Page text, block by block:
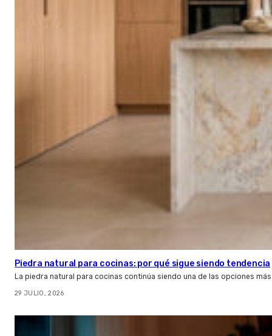
Piedra natural para cocinas: por qué sigue siendo tendencia
La piedra natural para cocinas continúa siendo una de las opciones
29 JULIO, 2026